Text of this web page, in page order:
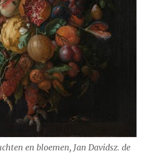
en bloemen, Jan Davidsz. de